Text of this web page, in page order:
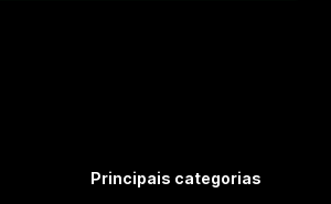
Principais categorias